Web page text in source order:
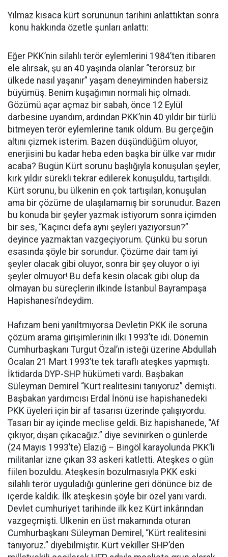
Yılmaz kısaca kürt sorununun tarihini anlattıktan sonra
konu hakkında özetle şunları anlattı:
Eğer PKK’nin silahlı terör eylemlerini 1984’ten itibaren
ele alırsak, şu an 40 yaşında olanlar “terörsüz bir
ülkede nasıl yaşanır” yaşam deneyiminden habersiz
büyümüş. Benim kuşağımın normali hiç olmadı.
Gözümü açar açmaz bir sabah, önce 12 Eylül
darbesine uyandım, ardından PKK’nin 40 yıldır bir türlü
bitmeyen terör eylemlerine tanık oldum. Bu gerçeğin
altını çizmek isterim. Bazen düşündüğüm oluyor,
enerjisini bu kadar heba eden başka bir ülke var mıdır
acaba? Bugün Kürt sorunu başlığıyla konuşulan şeyler,
kırk yıldır sürekli tekrar edilerek konuşuldu, tartışıldı.
Kürt sorunu, bu ülkenin en çok tartışılan, konuşulan
ama bir çözüme de ulaşılamamış bir sorunudur. Bazen
bu konuda bir şeyler yazmak istiyorum sonra içimden
bir ses, “Kaçıncı defa aynı şeyleri yazıyorsun?”
deyince yazmaktan vazgeçiyorum. Çünkü bu sorun
esasında şöyle bir sorundur. Çözüme dair tam iyi
şeyler olacak gibi oluyor, sonra bir şey oluyor o iyi
şeyler olmuyor! Bu defa kesin olacak gibi olup da
olmayan bu süreçlerin ilkinde İstanbul Bayrampaşa
Hapishanesi’ndeydim.
Hafızam beni yanıltmıyorsa Devletin PKK ile soruna
çözüm arama girişimlerinin ilki 1993’te idi. Dönemin
Cumhurbaşkanı Turgut Özal’ın isteği üzerine Abdullah
Öcalan 21 Mart 1993’te tek taraflı ateşkes yapmıştı.
İktidarda DYP-SHP hükümeti vardı. Başbakan
Süleyman Demirel “Kürt realitesini tanıyoruz” demişti.
Başbakan yardımcısı Erdal İnönü ise hapishanedeki
PKK üyeleri için bir af tasarısı üzerinde çalışıyordu.
Tasarı bir ay içinde meclise geldi. Biz hapishanede, “Af
çıkıyor, dışarı çıkacağız.” diye sevinirken o günlerde
(24 Mayıs 1993’te) Elazığ – Bingöl karayolunda PKK’li
militanlar izne çıkan 33 askeri katletti. Ateşkes o gün
fiilen bozuldu. Ateşkesin bozulmasıyla PKK eski
silahlı terör uyguladığı günlerine geri dönünce biz de
içerde kaldık. İlk ateşkesin şöyle bir özel yanı vardı.
Devlet cumhuriyet tarihinde ilk kez Kürt inkârından
vazgeçmişti. Ülkenin en üst makamında oturan
Cumhurbaşkanı Süleyman Demirel, “Kürt realitesini
tanıyoruz.” diyebilmiştir. Kürt vekiller SHP’den